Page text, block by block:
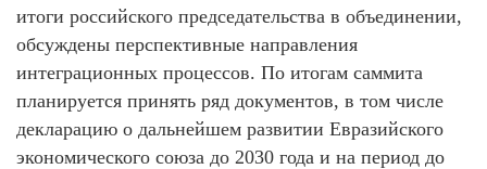
итоги российского председательства в объединении,
обсуждены перспективные направления
интеграционных процессов. По итогам саммита
планируется принять ряд документов, в том числе
декларацию о дальнейшем развитии Евразийского
экономического союза до 2030 года и на период до